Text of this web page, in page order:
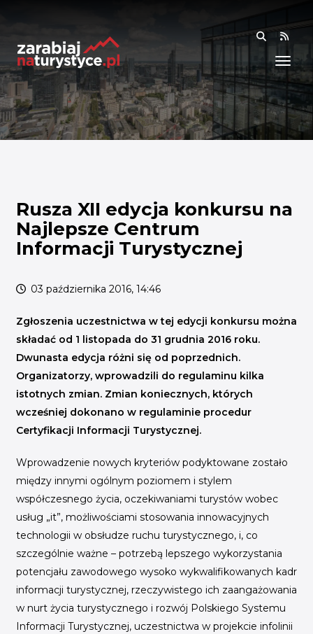
RSS
WIEDZA
ANALIZY I RAPORTY
BADANIA I DANE
AKADEMIA
FINANSE I WSPARCIE
INICJATYWY BRANŻOWE
WYDARZENIA
KONFERENCJE I EVENTY
KONKURSY I NABORY
KALENDARZ WYDARZEŃ
HISTORIA SUKCESU
CASE STUDIES
KAMPANIA Z WYNIKAMI
Rusza XII edycja konkursu na
Najlepsze Centrum
Informacji Turystycznej
03 października 2016, 14:46
Zgłoszenia uczestnictwa w tej edycji konkursu można
składać od 1 listopada do 31 grudnia 2016 roku.
Dwunasta edycja różni się od poprzednich.
Organizatorzy, wprowadzili do regulaminu kilka
istotnych zmian. Zmian koniecznych, których
wcześniej dokonano w regulaminie procedur
Certyfikacji Informacji Turystycznej.
Wprowadzenie nowych kryteriów podyktowane zostało
między innymi ogólnym poziomem i stylem
współczesnego życia, oczekiwaniami turystów wobec
usług „it”, możliwościami stosowania innowacyjnych
technologii w obsłudze ruchu turystycznego, i, co
szczególnie ważne – potrzebą lepszego wykorzystania
potencjału zawodowego wysoko wykwalifikowanych kadr
informacji turystycznej, rzeczywistego ich zaangażowania
w nurt życia turystycznego i rozwój Polskiego Systemu
Informacji Turystycznej, uczestnictwa w projekcie infolinii